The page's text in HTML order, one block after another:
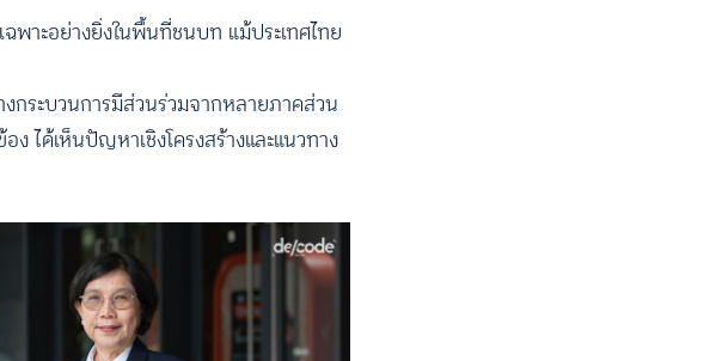
พาะอย่างยิ่งในพื้นที่ชนบท แม้ประเทศไทย
กระบวนการมีส่วนร่วมจากหลายภาคส่วน
ง ได้เห็นปัญหาเชิงโครงสร้างและแนวทาง